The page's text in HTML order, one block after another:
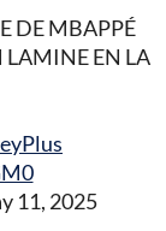
DE MBAPPÉ
LAMINE EN LA
11, 2025